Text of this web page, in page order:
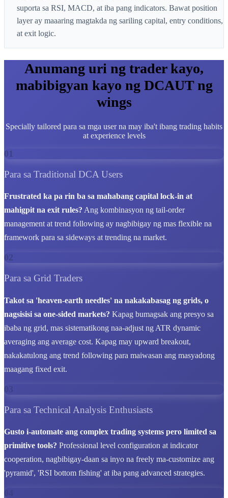
suporta sa RSI, MACD, at iba pang indicators. Bawat position
layer ay maaaring magtakda ng sariling capital, entry conditions,
at exit logic.
Anumang uri ng trader kayo,
mabibigyan kayo ng DCAUT ng
wings
Specially tailored para sa mga user na may iba't ibang trading habits
at experience levels
01
Para sa Traditional DCA Users
Frustrated ka pa rin ba sa mahabang capital lock-in at
mahigpit na exit rules? Ang kombinasyon ng tail-order
management at trend following ay nagbibigay ng mas flexible na
framework para sa sideways at trending na market.
02
Para sa Grid Traders
Takot sa 'heaven-earth needles' na nakakabasag ng grids, o
nagsisisi sa one-sided markets? Kapag bumagsak ang presyo sa
ibaba ng grid, mas sistematikong naa-adjust ng ATR dynamic
averaging ang average cost. Kapag may upward breakout,
nakakatulong ang trend following para maiwasan ang masyadong
maagang fixed exit.
03
Para sa Technical Analysis Enthusiasts
Gusto i-automate ang complex trading systems pero limited sa
primitive tools? Professional level configuration at indicator
cooperation, nagbibigay-daan sa inyo na freely ma-customize ang
'pyramid', 'RSI bottom fishing' at iba pang advanced strategies.